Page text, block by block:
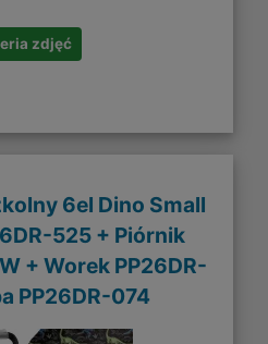
zdjęć
6el Dino Small
525 + Piórnik
+ Worek PP26DR-
PP26DR-074